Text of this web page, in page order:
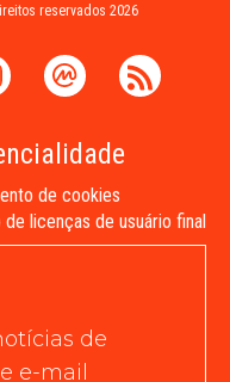
reservados 2026
de cookies
licenças de usuário final
de
e-mail